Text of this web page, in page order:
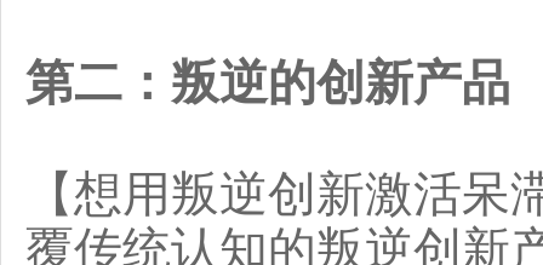
第二：叛逆的创新产品
【想用叛逆创新激活
覆传统认知的叛逆创新